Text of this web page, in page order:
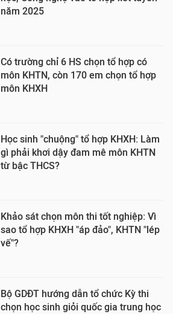
năm 2025
Có trường chỉ 6 HS chọn tổ hợp có
môn KHTN, còn 170 em chọn tổ hợp
môn KHXH
Học sinh "chuộng" tổ hợp KHXH: Làm
gì phải khơi dậy đam mê môn KHTN
từ bậc THCS?
Khảo sát chọn môn thi tốt nghiệp: Vì
sao tổ hợp KHXH "áp đảo", KHTN "lép
vế"?
Bộ GDĐT hướng dẫn tổ chức Kỳ thi
chọn học sinh giỏi quốc gia trung học